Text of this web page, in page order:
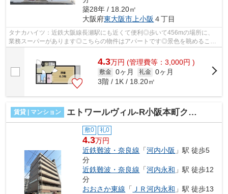
築28年 / 18.20㎡
大阪府東大阪市 上小阪 ４丁目
タナカハイツ：近鉄大阪線長瀬駅にも近くて便利◎歩いて456mの場所に、
業務スーパーがあります◎こちらの物件はアパートです◎景色を眺めること
には心を癒す効果があり、視力低下の恐れも...
4.3万円 (管理費等：3,000円 )
敷金 0ヶ月 礼金 0ヶ月
3階 / 1K / 18.20㎡
賃貸 | マンション エトワールヴィル-R小阪本町クラッセ
敷0 礼0
4.3万円
近鉄難波・奈良線 「河内小阪 」駅 徒歩5
分
近鉄難波・奈良線 「河内永和 」駅 徒歩12
分
おおさか東線 「 ＪＲ河内永和 」駅 徒歩13